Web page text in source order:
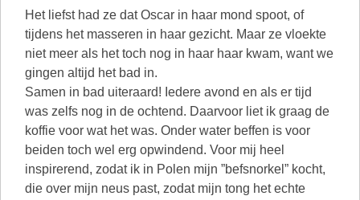
Het liefst had ze dat Oscar in haar mond spoot, of
tijdens het masseren in haar gezicht. Maar ze vloekte
niet meer als het toch nog in haar haar kwam, want we
gingen altijd het bad in.
Samen in bad uiteraard! Iedere avond en als er tijd
was zelfs nog in de ochtend. Daarvoor liet ik graag de
koffie voor wat het was. Onder water beffen is voor
beiden toch wel erg opwindend. Voor mij heel
inspirerend, zodat ik in Polen mijn ”befsnorkel” kocht,
die over mijn neus past, zodat mijn tong het echte